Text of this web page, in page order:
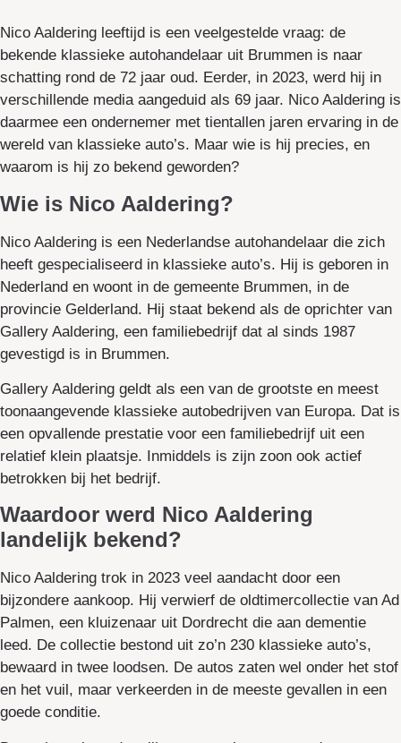
Nico Aaldering leeftijd is een veelgestelde vraag: de
bekende klassieke autohandelaar uit Brummen is naar
schatting rond de 72 jaar oud. Eerder, in 2023, werd hij in
verschillende media aangeduid als 69 jaar. Nico Aaldering is
daarmee een ondernemer met tientallen jaren ervaring in de
wereld van klassieke auto’s. Maar wie is hij precies, en
waarom is hij zo bekend geworden?
Wie is Nico Aaldering?
Nico Aaldering is een Nederlandse autohandelaar die zich
heeft gespecialiseerd in klassieke auto’s. Hij is geboren in
Nederland en woont in de gemeente Brummen, in de
provincie Gelderland. Hij staat bekend als de oprichter van
Gallery Aaldering, een familiebedrijf dat al sinds 1987
gevestigd is in Brummen.
Gallery Aaldering geldt als een van de grootste en meest
toonaangevende klassieke autobedrijven van Europa. Dat is
een opvallende prestatie voor een familiebedrijf uit een
relatief klein plaatsje. Inmiddels is zijn zoon ook actief
betrokken bij het bedrijf.
Waardoor werd Nico Aaldering
landelijk bekend?
Nico Aaldering trok in 2023 veel aandacht door een
bijzondere aankoop. Hij verwierf de oldtimercollectie van Ad
Palmen, een kluizenaar uit Dordrecht die aan dementie
leed. De collectie bestond uit zo’n 230 klassieke auto’s,
bewaard in twee loodsen. De autos zaten wel onder het stof
en het vuil, maar verkeerden in de meeste gevallen in een
goede conditie.